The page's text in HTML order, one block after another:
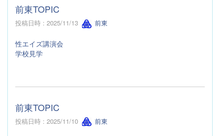
前東TOPIC
投稿日時 : 2025/11/13 前東
性エイズ講演会
学校見学
前東TOPIC
投稿日時 : 2025/11/10 前東